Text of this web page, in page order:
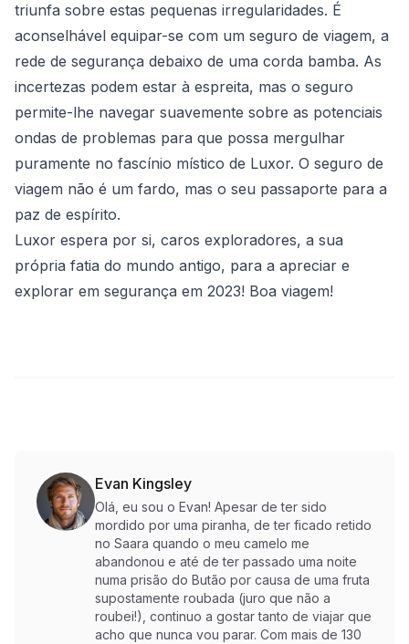
triunfa sobre estas pequenas irregularidades. É
aconselhável equipar-se com um seguro de viagem, a
rede de segurança debaixo de uma corda bamba. As
incertezas podem estar à espreita, mas o seguro
permite-lhe navegar suavemente sobre as potenciais
ondas de problemas para que possa mergulhar
puramente no fascínio místico de Luxor. O seguro de
viagem não é um fardo, mas o seu passaporte para a
paz de espírito.
Luxor espera por si, caros exploradores, a sua
própria fatia do mundo antigo, para a apreciar e
explorar em segurança em 2023! Boa viagem!
Evan Kingsley
Olá, eu sou o Evan! Apesar de ter sido
mordido por uma piranha, de ter ficado retido
no Saara quando o meu camelo me
abandonou e até de ter passado uma noite
numa prisão do Butão por causa de uma fruta
supostamente roubada (juro que não a
roubei!), continuo a gostar tanto de viajar que
acho que nunca vou parar. Com mais de 130